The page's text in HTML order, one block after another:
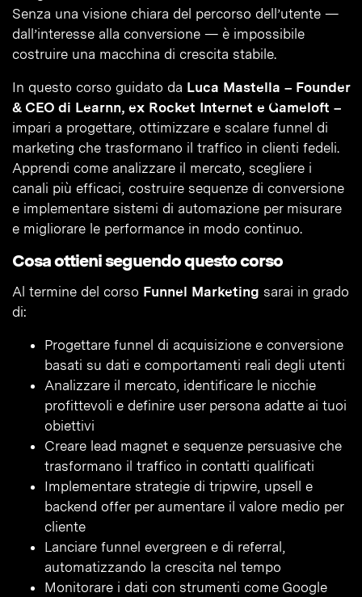
Senza una visione chiara del percorso dell’utente —
dall’interesse alla conversione — è impossibile
costruire una macchina di crescita stabile.
In questo corso guidato da Luca Mastella – Founder
& CEO di Learnn, ex Rocket Internet e Gameloft –
impari a progettare, ottimizzare e scalare funnel di
marketing che trasformano il traffico in clienti fedeli.
Apprendi come analizzare il mercato, scegliere i
canali più efficaci, costruire sequenze di conversione
e implementare sistemi di automazione per misurare
e migliorare le performance in modo continuo.
Cosa ottieni seguendo questo corso
Al termine del corso Funnel Marketing sarai in grado
di:
Progettare funnel di acquisizione e conversione
basati su dati e comportamenti reali degli utenti
Analizzare il mercato, identificare le nicchie
profittevoli e definire user persona adatte ai tuoi
obiettivi
Creare lead magnet e sequenze persuasive che
trasformano il traffico in contatti qualificati
Implementare strategie di tripwire, upsell e
backend offer per aumentare il valore medio per
cliente
Lanciare funnel evergreen e di referral,
automatizzando la crescita nel tempo
Monitorare i dati con strumenti come Google